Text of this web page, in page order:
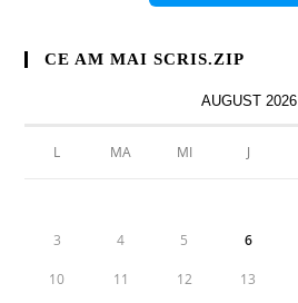
CE AM MAI SCRIS.ZIP
AUGUST 2026
L MA MI J
3 4 5 6
10 11 12 13